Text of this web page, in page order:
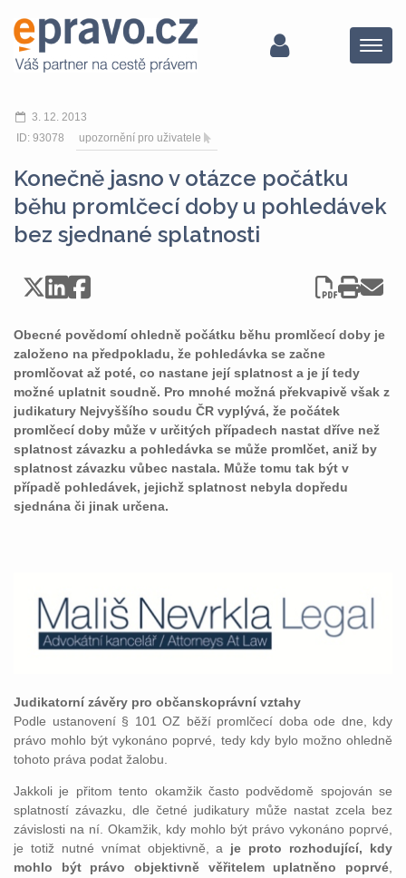
Menu
3. 12. 2013
ID: 93078
upozornění pro uživatele
Konečně jasno v otázce počátku
běhu promlčecí doby u pohledávek
bez sjednané splatnosti
Obecné povědomí ohledně počátku běhu promlčecí doby je
založeno na předpokladu, že pohledávka se začne
promlčovat až poté, co nastane její splatnost a je jí tedy
možné uplatnit soudně. Pro mnohé možná překvapivě však z
judikatury Nejvyššího soudu ČR vyplývá, že počátek
promlčecí doby může v určitých případech nastat dříve než
splatnost závazku a pohledávka se může promlčet, aniž by
splatnost závazku vůbec nastala. Může tomu tak být v
případě pohledávek, jejichž splatnost nebyla dopředu
sjednána či jinak určena.
Judikatorní závěry pro občanskoprávní vztahy
Podle ustanovení § 101 OZ běží promlčecí doba ode dne, kdy
právo mohlo být vykonáno poprvé, tedy kdy bylo možno ohledně
tohoto práva podat žalobu.
Jakkoli je přitom tento okamžik často podvědomě spojován se
splatností závazku, dle četné judikatury může nastat zcela bez
závislosti na ní. Okamžik, kdy mohlo být právo vykonáno poprvé,
je totiž nutné vnímat objektivně, a je proto rozhodující, kdy
mohlo být právo objektivně věřitelem uplatněno poprvé